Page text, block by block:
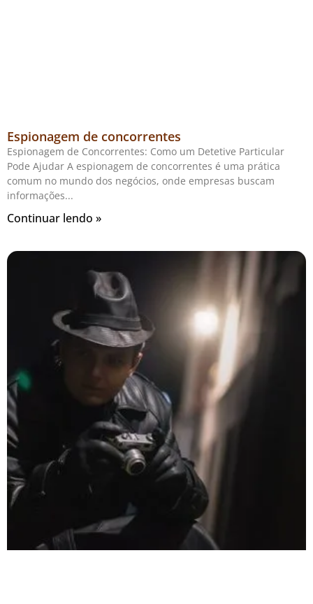
Espionagem de concorrentes
Espionagem de Concorrentes: Como um Detetive Particular
Pode Ajudar A espionagem de concorrentes é uma prática
comum no mundo dos negócios, onde empresas buscam
informações
Continuar lendo »